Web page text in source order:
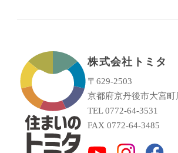
株式会社トミタ
〒629-2503
京都府京丹後市大宮町
TEL 0772-64-3531
FAX 0772-64-3485